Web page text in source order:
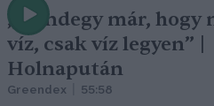
„Mindegy már, hogy
víz, csak víz legyen” |
Holnapután
Greendex 55:58